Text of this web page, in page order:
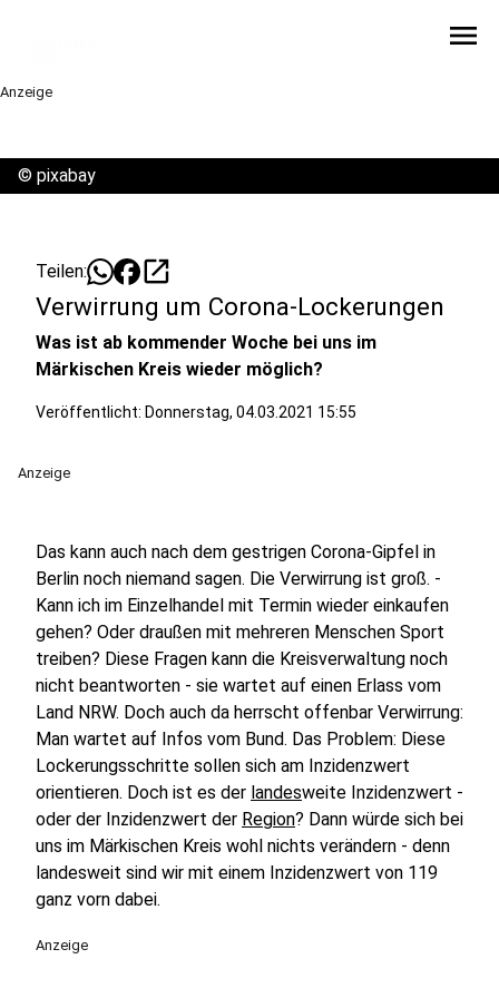
menu
Anzeige
© pixabay
Teilen: open_in_new
Verwirrung um Corona-Lockerungen
Was ist ab kommender Woche bei uns im
Märkischen Kreis wieder möglich?
Veröffentlicht: Donnerstag, 04.03.2021 15:55
Anzeige
Das kann auch nach dem gestrigen Corona-Gipfel in
Berlin noch niemand sagen. Die Verwirrung ist groß. -
Kann ich im Einzelhandel mit Termin wieder einkaufen
gehen? Oder draußen mit mehreren Menschen Sport
treiben? Diese Fragen kann die Kreisverwaltung noch
nicht beantworten - sie wartet auf einen Erlass vom
Land NRW. Doch auch da herrscht offenbar Verwirrung:
Man wartet auf Infos vom Bund. Das Problem: Diese
Lockerungsschritte sollen sich am Inzidenzwert
orientieren. Doch ist es der landesweite Inzidenzwert -
oder der Inzidenzwert der Region? Dann würde sich bei
uns im Märkischen Kreis wohl nichts verändern - denn
landesweit sind wir mit einem Inzidenzwert von 119
ganz vorn dabei.
Anzeige